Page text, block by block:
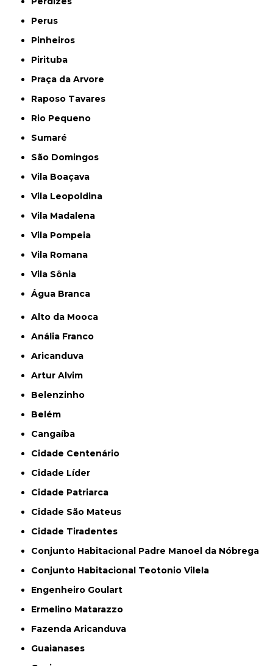
Perus
Pinheiros
Pirituba
Praça da Arvore
Raposo Tavares
Rio Pequeno
Sumaré
São Domingos
Vila Boaçava
Vila Leopoldina
Vila Madalena
Vila Pompeia
Vila Romana
Vila Sônia
Água Branca
Alto da Mooca
Anália Franco
Aricanduva
Artur Alvim
Belenzinho
Belém
Cangaíba
Cidade Centenário
Cidade Líder
Cidade Patriarca
Cidade São Mateus
Cidade Tiradentes
Conjunto Habitacional Padre Manoel da Nóbrega
Conjunto Habitacional Teotonio Vilela
Engenheiro Goulart
Ermelino Matarazzo
Fazenda Aricanduva
Guaianases